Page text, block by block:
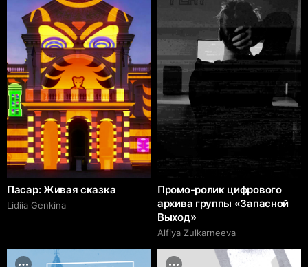
Пасар: Живая сказка
Lidiia Genkina
Промо-ролик цифрового
архива группы «Запасной
Выход»
Alfiya Zulkarneeva